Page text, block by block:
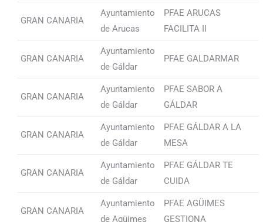
GRAN CANARIA
Ayuntamiento
de Arucas
PFAE ARUCAS
FACILITA II
GRAN CANARIA
Ayuntamiento
de Gáldar
PFAE GALDARMAR
GRAN CANARIA
Ayuntamiento
de Gáldar
PFAE SABOR A
GÁLDAR
GRAN CANARIA
Ayuntamiento
de Gáldar
PFAE GÁLDAR A LA
MESA
GRAN CANARIA
Ayuntamiento
de Gáldar
PFAE GÁLDAR TE
CUIDA
GRAN CANARIA
Ayuntamiento
de Agüimes
PFAE AGÜIMES
GESTIONA